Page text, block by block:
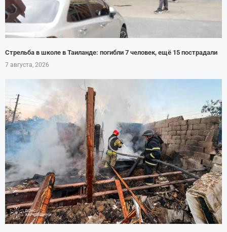
Стрельба в школе в Таиланде: погибли 7 человек, ещё 15 пострадали
7 августа, 2026